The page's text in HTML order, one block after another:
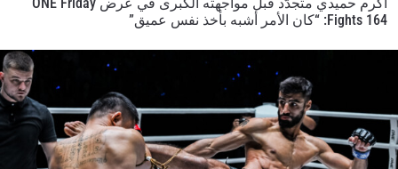
أكرم حميدي متجدّد قبل مواجهته الكبرى في عرض ONE Friday
Fights 164: “كان الأمر أشبه بأخذ نفس عميق”